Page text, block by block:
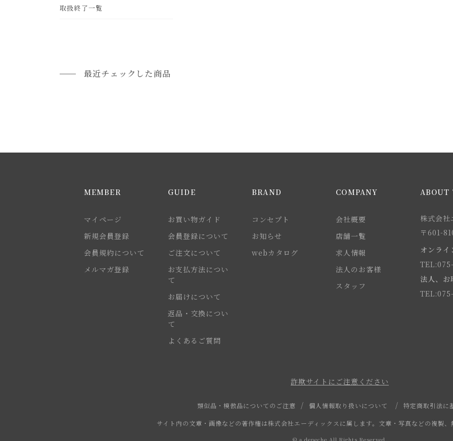
gold
取扱終了一覧
最近チェックした商品
MEMBER
マイページ
新規会員登録
会員規約について
メルマガ登録
GUIDE
お買い物ガイド
会員登録について
ご注文について
お支払方法につい
て
お届けについて
返品・交換につい
て
よくあるご質問
BRAND
コンセプト
お知らせ
webカタログ
COMPANY
会社概要
店舗一覧
求人情報
法人のお客様
スタッフ
ABOUT
株式会
〒601-
オンライ
法人、お
詐欺サイトにご注意ください
類似品・模倣品についてのご注意 個人情報取り扱いについて 特定商取引法に
サイト内の文章・画像などの著作権は株式会社エーディックスに属します。文章・写真などの複製、
© a.depeche All Rights Reserved.